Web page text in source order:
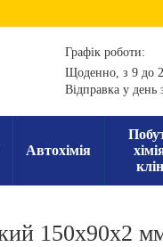
Графік роботи:
Щоденно, з 9 до
Відправка у день
Автохімія
150х90х2